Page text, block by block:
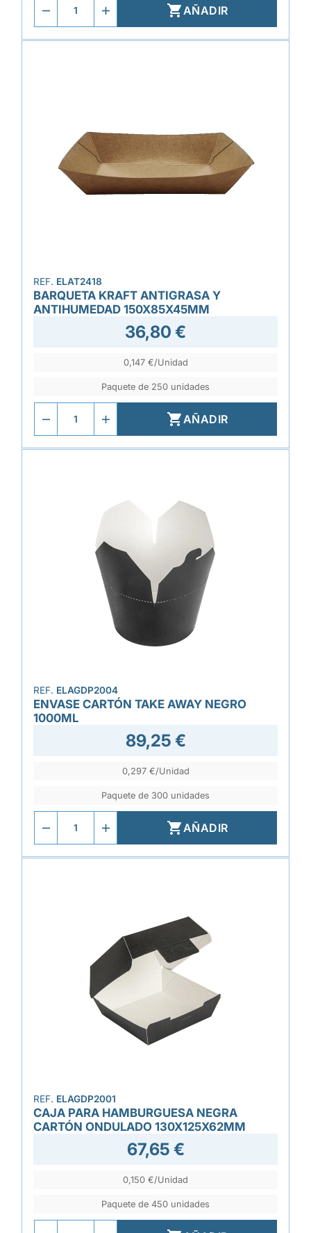
AÑADIR
REF. ELAT2418
BARQUETA KRAFT ANTIGRASA Y
ANTIHUMEDAD 150X85X45MM
36,80 €
0,147 €/Unidad
Paquete de 250 unidades
AÑADIR
REF. ELAGDP2004
ENVASE CARTÓN TAKE AWAY NEGRO
1000ML
89,25 €
0,297 €/Unidad
Paquete de 300 unidades
AÑADIR
REF. ELAGDP2001
CAJA PARA HAMBURGUESA NEGRA
CARTÓN ONDULADO 130X125X62MM
67,65 €
0,150 €/Unidad
Paquete de 450 unidades